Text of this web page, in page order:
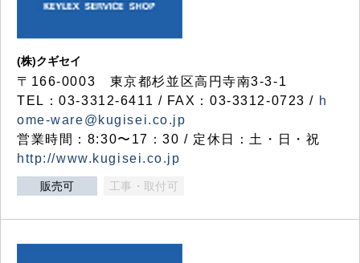
(株)クギセイ
〒166-0003 東京都杉並区高円寺南3-3-1
TEL：03-3312-6411 / FAX：03-3312-0723 / h
ome-ware@kugisei.co.jp
営業時間：8:30〜17：30 / 定休日：土・日・祝
http://www.kugisei.co.jp
販売可 工事・取付可